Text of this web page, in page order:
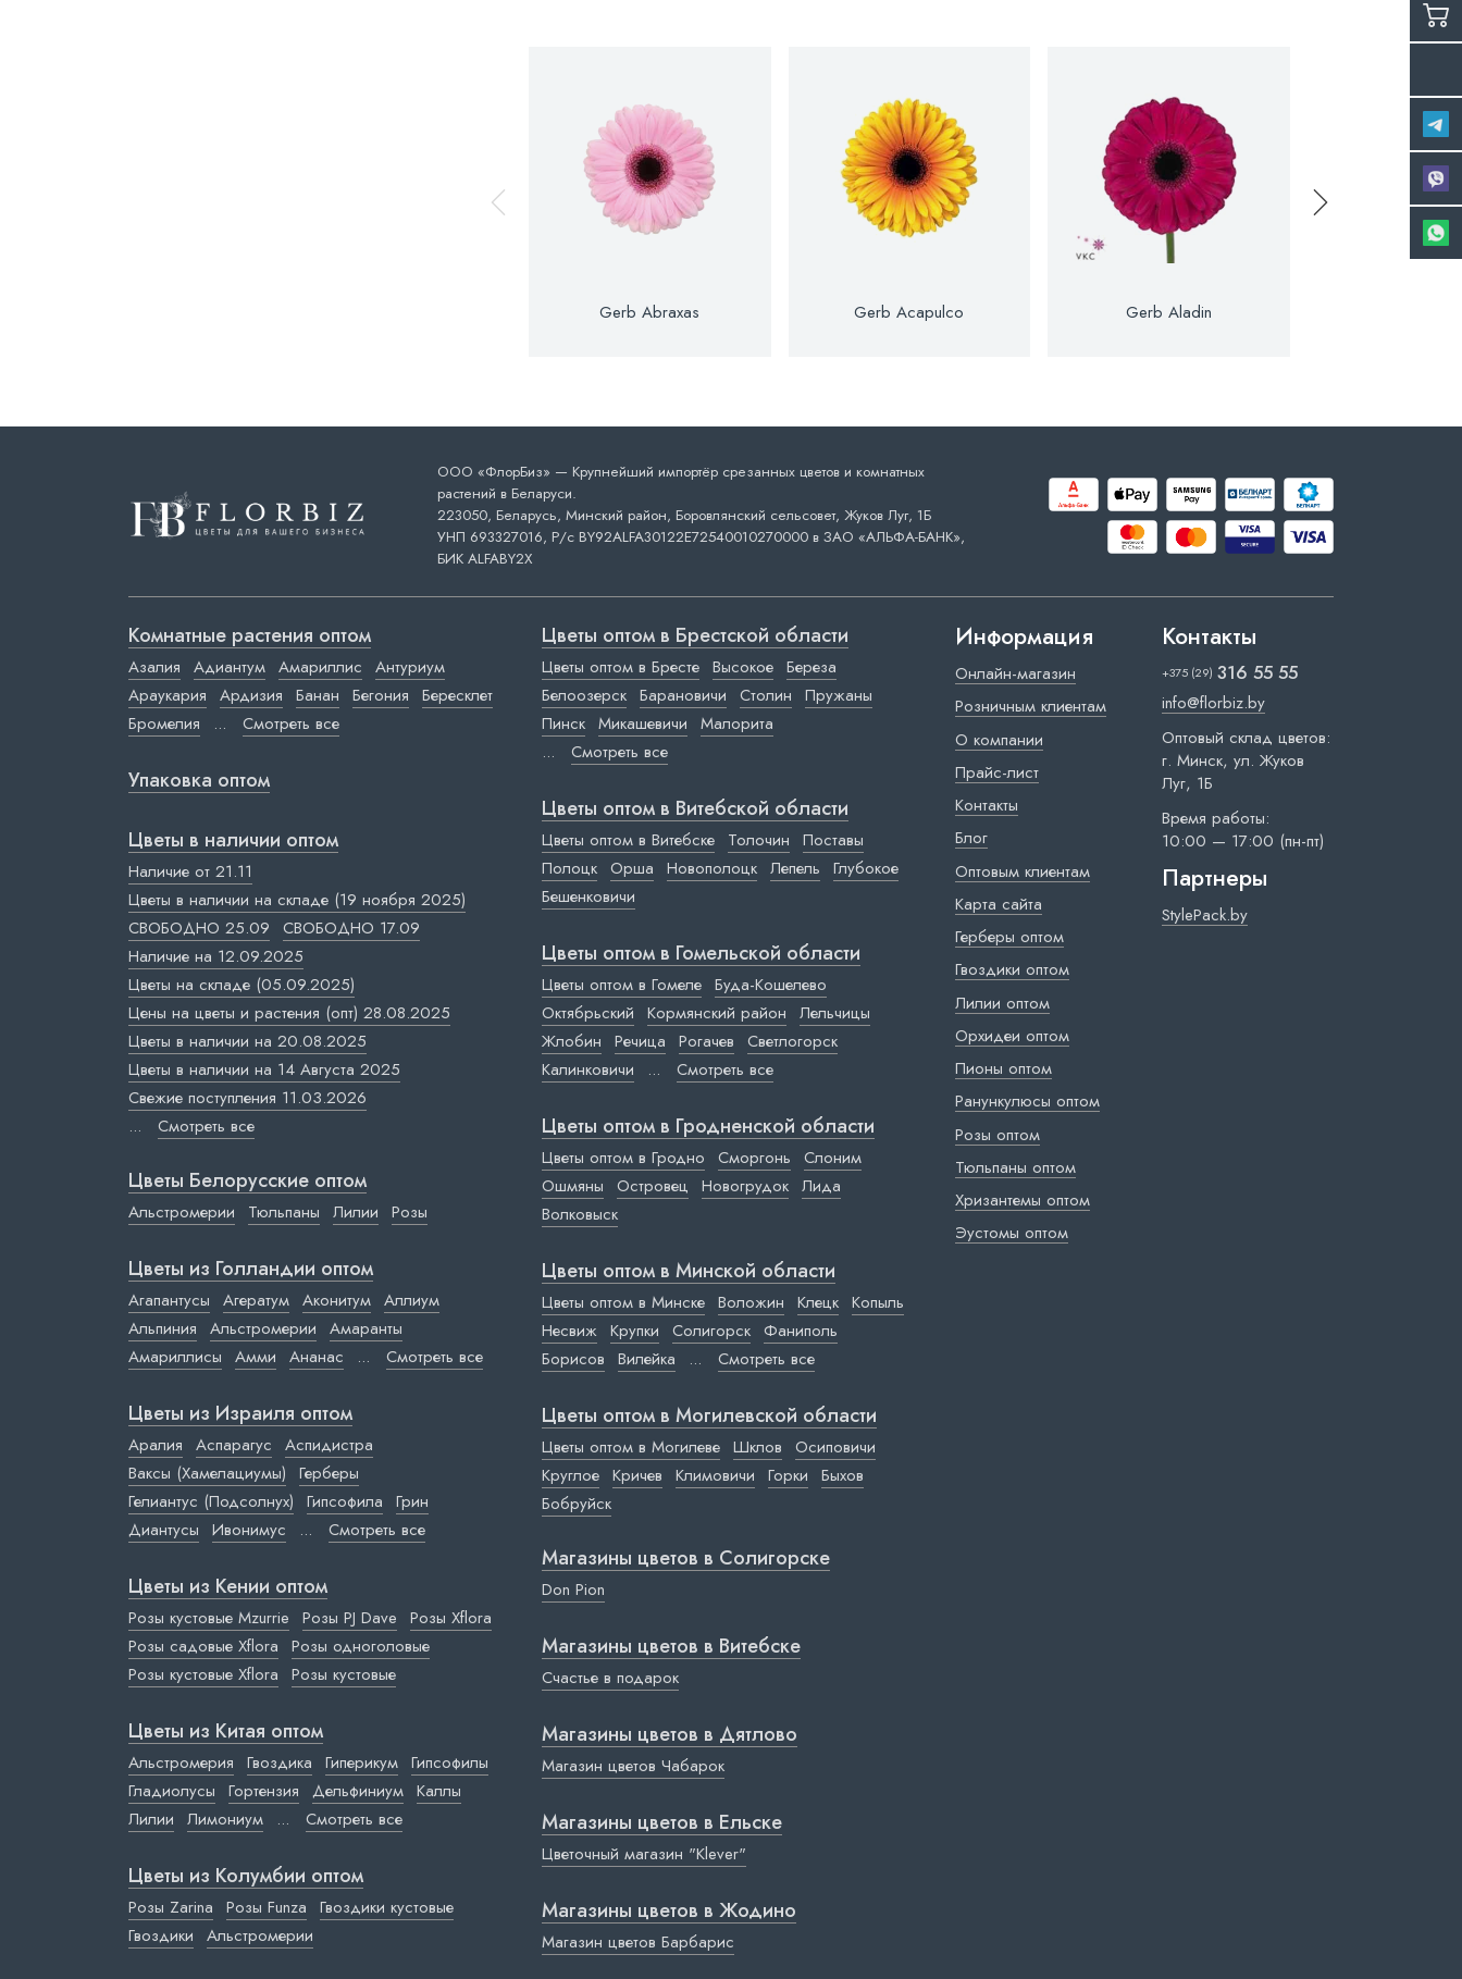
Gerb Abraxas Gerb Acapulco Gerb Aladin
ООО «ФлорБиз» — Крупнейший импортёр срезанных цветов и комнатных
растений в Беларуси.
223050, Беларусь, Минский район, Боровлянский сельсовет, Жуков Луг, 1Б
УНП 693327016, Р/с BY92ALFA30122E72540010270000 в ЗАО «АЛЬФА-БАНК»,
БИК ALFABY2X
Комнатные растения оптом
Азалия Адиантум Амариллис Антуриум
Араукария Ардизия Банан Бегония Бересклет
Бромелия
... Смотреть все
Упаковка оптом
Цветы в наличии оптом
Наличие от 21.11
Цветы в наличии на складе (19 ноября 2025)
СВОБОДНО 25.09 СВОБОДНО 17.09
Наличие на 12.09.2025
Цветы на складе (05.09.2025)
Цены на цветы и растения (опт) 28.08.2025
Цветы в наличии на 20.08.2025
Цветы в наличии на 14 Августа 2025
Свежие поступления 11.03.2026
... Смотреть все
Цветы Белорусские оптом
Альстромерии Тюльпаны Лилии Розы
Цветы из Голландии оптом
Агапантусы Агератум Аконитум Аллиум
Альпиния Альстромерии Амаранты
Амариллисы Амми Ананас ... Смотреть все
Цветы из Израиля оптом
Аралия Аспарагус Аспидистра
Ваксы (Хамелациумы) Герберы
Гелиантус (Подсолнух) Гипсофила Грин
Диантусы Ивонимус ... Смотреть все
Цветы из Кении оптом
Розы кустовые Mzurrie Розы PJ Dave Розы Xflora
Розы садовые Xflora Розы одноголовые
Розы кустовые Xflora Розы кустовые
Цветы из Китая оптом
Альстромерия Гвоздика Гиперикум Гипсофилы
Гладиолусы Гортензия Дельфиниум Каллы
Лилии Лимониум ... Смотреть все
Цветы из Колумбии оптом
Розы Zarina Розы Funza Гвоздики кустовые
Гвоздики Альстромерии
Цветы оптом в Брестской области
Цветы оптом в Бресте Высокое Береза
Белоозерск Барановичи Столин Пружаны
Пинск Микашевичи Малорита
... Смотреть все
Цветы оптом в Витебской области
Цветы оптом в Витебске Толочин Поставы
Полоцк Орша Новополоцк Лепель Глубокое
Бешенковичи
Цветы оптом в Гомельской области
Цветы оптом в Гомеле Буда-Кошелево
Октябрьский Кормянский район Лельчицы
Жлобин Речица Рогачев Светлогорск
Калинковичи
... Смотреть все
Цветы оптом в Гродненской области
Цветы оптом в Гродно Сморгонь Слоним
Ошмяны Островец Новогрудок Лида
Волковыск
Цветы оптом в Минской области
Цветы оптом в Минске Воложин Клецк Копыль
Несвиж Крупки Солигорск Фаниполь
Борисов Вилейка ... Смотреть все
Цветы оптом в Могилевской области
Цветы оптом в Могилеве Шклов Осиповичи
Круглое Кричев Климовичи Горки Быхов
Бобруйск
Магазины цветов в Cолигорске
Don Pion
Магазины цветов в Витебске
Счастье в подарок
Магазины цветов в Дятлово
Магазин цветов Чабарок
Магазины цветов в Ельске
Цветочный магазин "Klever"
Магазины цветов в Жодино
Магазин цветов Барбарис
Информация
Онлайн-магазин
Розничным клиентам
О компании
Прайс-лист
Контакты
Блог
Оптовым клиентам
Карта сайта
Герберы оптом
Гвоздики оптом
Лилии оптом
Орхидеи оптом
Пионы оптом
Ранункулюсы оптом
Розы оптом
Тюльпаны оптом
Хризантемы оптом
Эустомы оптом
Контакты
+375 (29) 316 55 55
info@florbiz.by
Оптовый склад цветов:
г. Минск, ул. Жуков
Луг, 1Б
Время работы:
10:00 — 17:00 (пн-пт)
Партнеры
StylePack.by